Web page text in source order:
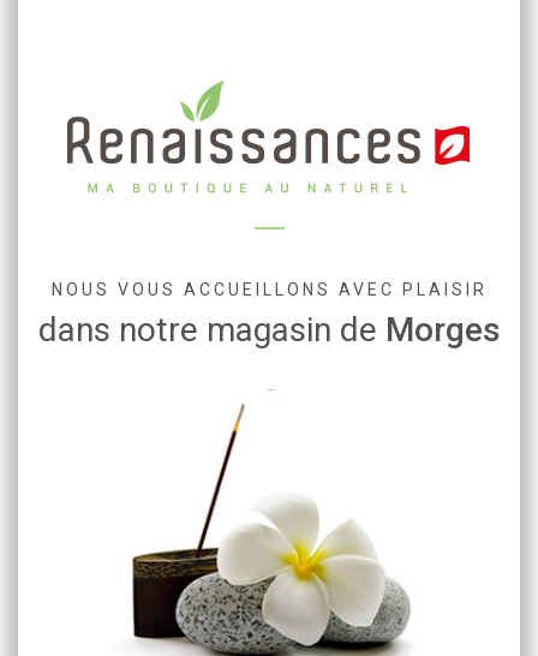
NOUS VOUS ACCUEILLONS AVEC PLAISIR
dans notre magasin de Morges